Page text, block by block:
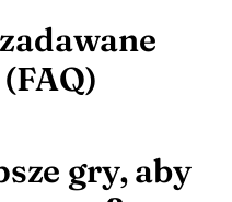
gry, aby